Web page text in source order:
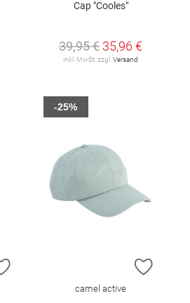
Cap "Cooles"
39,95 € 35,96 €
inkl. MwSt. zzgl. Versand
ZUR WUNSCHLISTE HINZUFÜGEN
ZUR
camel active
-25%